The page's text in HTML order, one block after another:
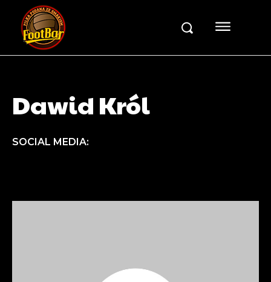
Dawid Król
SOCIAL MEDIA: